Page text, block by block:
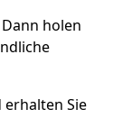
Dann holen
erhalten Sie